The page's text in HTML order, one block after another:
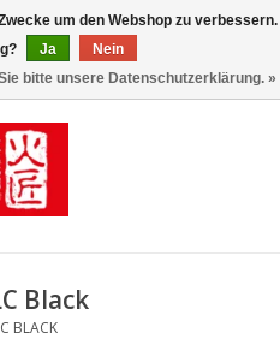
Black
BLACK
um den Webshop zu verbessern.
Ja
Nein
bitte unsere Datenschutzerklärung. »